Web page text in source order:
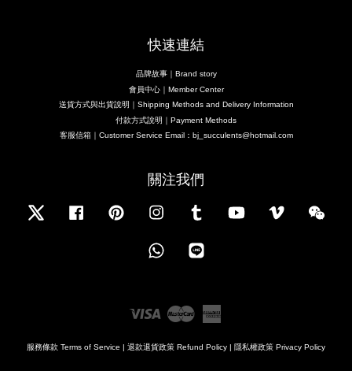
快速連結
品牌故事｜Brand story
會員中心｜Member Center
送貨方式與出貨說明｜Shipping Methods and Delivery Information
付款方式說明｜Payment Methods
客服信箱｜Customer Service Email：bj_succulents@hotmail.com
關注我們
Twitter Facebook Pinterest Instagram Tumblr YouTube Vimeo
Whatsapp
Visa
服務條款 Terms of Service | 退款退貨政策 Refund Policy | 隱私權政策 Privacy Policy